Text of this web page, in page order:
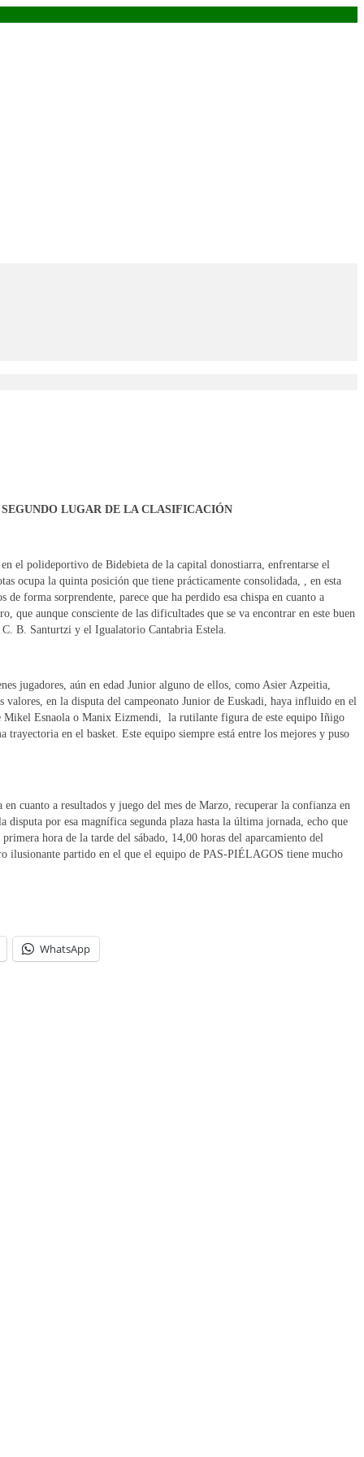
LUGAR DE LA CLASIFICACIÓN
el polideportivo de Bidebieta de la capital donostiarra, enfrentarse el
ocupa la quinta posición que tiene prácticamente consolidada, , en esta
forma sorprendente, parece que ha perdido esa chispa en cuanto a
que aunque consciente de las dificultades que se va encontrar en este buen
B. Santurtzi y el Igualatorio Cantabria Estela.
jugadores, aún en edad Junior alguno de ellos, como Asier Azpeitia,
en la disputa del campeonato Junior de Euskadi, haya influido en el
Mikel Esnaola o Manix Eizmendi, la rutilante figura de este equipo Iñigo
en el basket. Este equipo siempre está entre los mejores y puso
cuanto a resultados y juego del mes de Marzo, recuperar la confianza en
por esa magnífica segunda plaza hasta la última jornada, echo que
hora de la tarde del sábado, 14,00 horas del aparcamiento del
ilusionante partido en el que el equipo de PAS-PIÉLAGOS tiene mucho
WhatsApp